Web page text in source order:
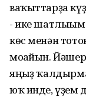
ваҡыттарҙа
- ике
көс менән
моғайын.
яңғыҙ
юҡ инде, үҙем